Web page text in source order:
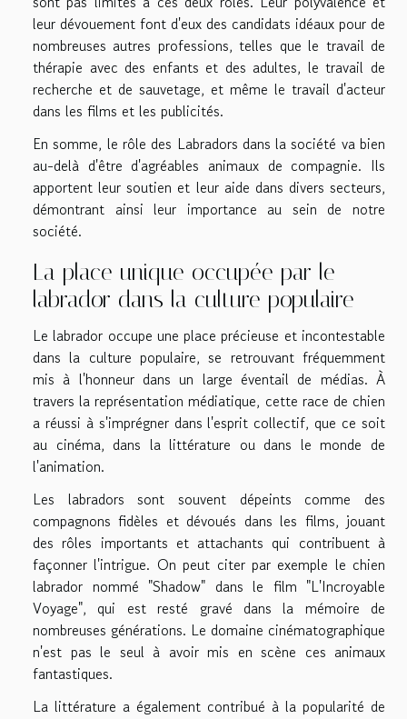
leur dévouement font d'eux des candidats idéaux pour de
nombreuses autres professions, telles que le travail de
thérapie avec des enfants et des adultes, le travail de
recherche et de sauvetage, et même le travail d'acteur
dans les films et les publicités.
En somme, le rôle des Labradors dans la société va bien
au-delà d'être d'agréables animaux de compagnie. Ils
apportent leur soutien et leur aide dans divers secteurs,
démontrant ainsi leur importance au sein de notre
société.
La place unique occupée par le
labrador dans la culture populaire
Le labrador occupe une place précieuse et incontestable
dans la culture populaire, se retrouvant fréquemment
mis à l'honneur dans un large éventail de médias. À
travers la représentation médiatique, cette race de chien
a réussi à s'imprégner dans l'esprit collectif, que ce soit
au cinéma, dans la littérature ou dans le monde de
l'animation.
Les labradors sont souvent dépeints comme des
compagnons fidèles et dévoués dans les films, jouant
des rôles importants et attachants qui contribuent à
façonner l'intrigue. On peut citer par exemple le chien
labrador nommé "Shadow" dans le film "L'Incroyable
Voyage", qui est resté gravé dans la mémoire de
nombreuses générations. Le domaine cinématographique
n'est pas le seul à avoir mis en scène ces animaux
fantastiques.
La littérature a également contribué à la popularité de